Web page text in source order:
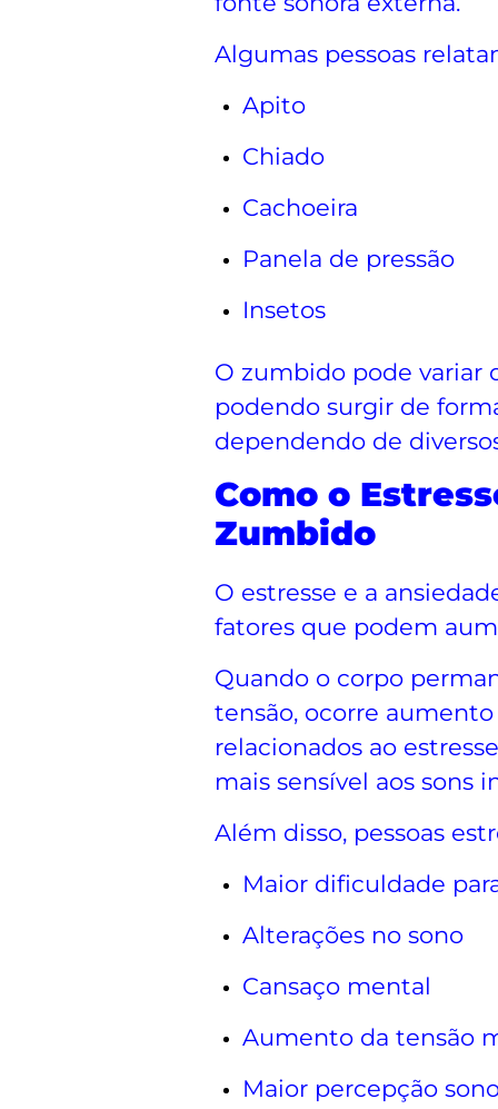
Algumas pessoas
Apito
Chiado
Cachoeira
Panela de pressão
Insetos
O zumbido pode variar
podendo surgir de
dependendo de
Como o
Zumbido
O estresse e a
fatores que podem
Quando o corpo
tensão, ocorre
relacionados ao
mais sensível aos sons
Além disso, pessoas
Maior dificuldade
Alterações no sono
Cansaço mental
Aumento da tensão
Maior percepção